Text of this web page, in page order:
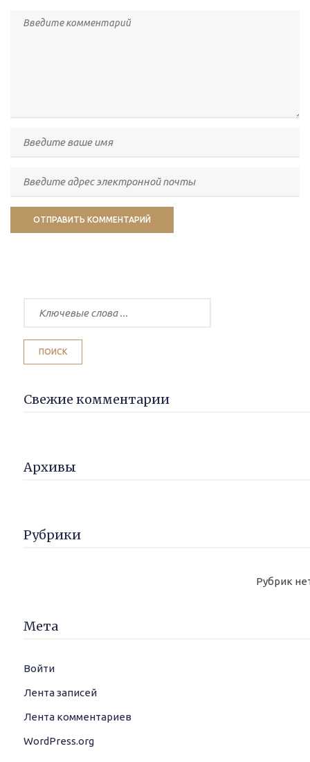
Свежие комментарии
Архивы
Рубрики
Рубрик
Мета
Войти
Лента записей
Лента комментариев
WordPress.org